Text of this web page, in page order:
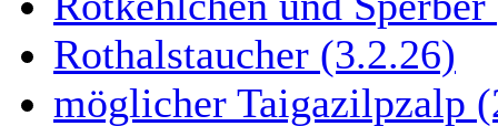
Rothalstaucher (3.2.26)
möglicher Taigazilpzalp